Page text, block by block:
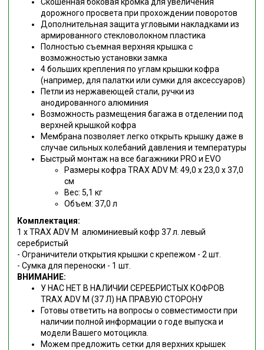
дорожного просвета при прохождении поворотов
Дополнительная защита угловыми накладками из
армированного стекловолокном пластика
Полностью съемная верхняя крышка с
возможностью установки замка
4 больших крепления по углам крышки кофра
(например, для палатки или сумки для аксессуаров)
Петли из нержавеющей стали, ручки из
анодированного алюминия
Возможность размещения багажа в отделении под
верхней крышкой кофра
Мембрана позволяет легко открыть крышку даже в
случае сильных колебаний давления и температуры
Быстрый монтаж на все багажники PRO и EVO
Размеры кофра TRAX ADV M: 49,0 x 23,0 x 37,0
см
Вес: 5,1 кг
Объем: 37,0 л
Комплектация:
1 x TRAX ADV M алюминиевый кофр 37 л. левый
серебристый
- Ограничители открытия крышки с крепежом - 2 шт.
- Сумка для переноски - 1 шт.
ВНИМАНИЕ:
У НАС НЕТ В НАЛИЧИИ СЕРЕБРИСТЫХ КОФРОВ
TRAX ADV M (37 Л) НА ПРАВУЮ СТОРОНУ
Готовы ответить на вопросы о совместимости при
наличии полной информации о годе выпуска и
модели Вашего мотоцикла.
Можем предложить сетки для верхних крышек